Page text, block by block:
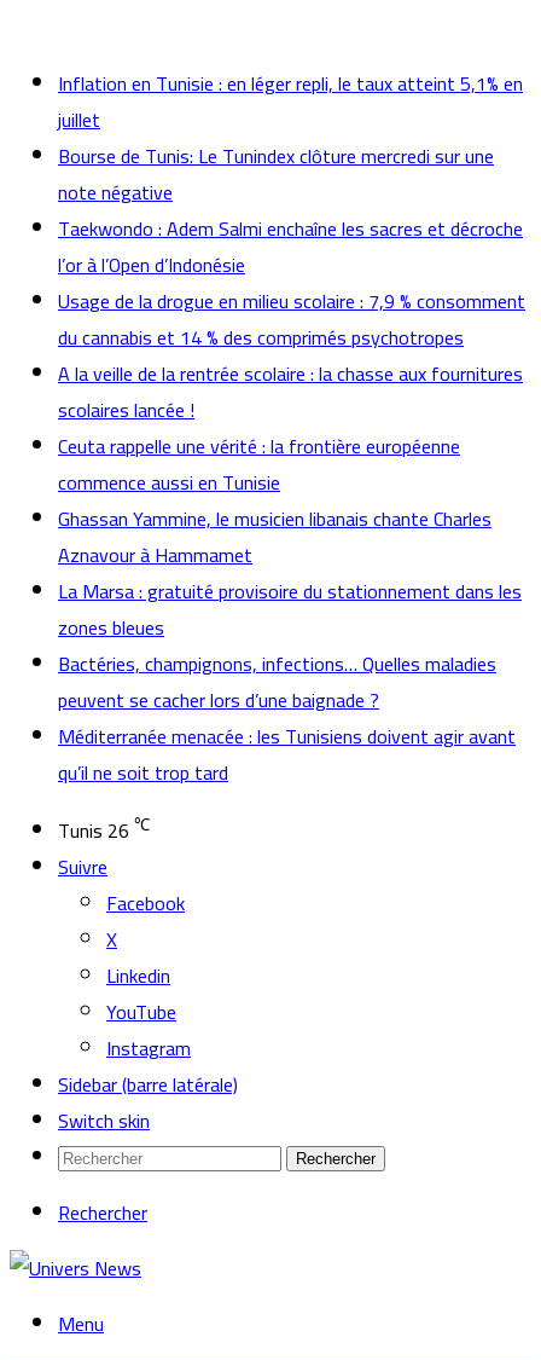
Inflation en Tunisie : en léger repli, le taux atteint 5,1% en
juillet
Bourse de Tunis: Le Tunindex clôture mercredi sur une
note négative
Taekwondo : Adem Salmi enchaîne les sacres et décroche
l’or à l’Open d’Indonésie
Usage de la drogue en milieu scolaire : 7,9 % consomment
du cannabis et 14 % des comprimés psychotropes
A la veille de la rentrée scolaire : la chasse aux fournitures
scolaires lancée !
Ceuta rappelle une vérité : la frontière européenne
commence aussi en Tunisie
Ghassan Yammine, le musicien libanais chante Charles
Aznavour à Hammamet
La Marsa : gratuité provisoire du stationnement dans les
zones bleues
Bactéries, champignons, infections… Quelles maladies
peuvent se cacher lors d’une baignade ?
Méditerranée menacée : les Tunisiens doivent agir avant
qu’il ne soit trop tard
Tunis 26 ℃
Suivre
Facebook
X
Linkedin
YouTube
Instagram
Sidebar (barre latérale)
Switch skin
Rechercher
Rechercher
Menu